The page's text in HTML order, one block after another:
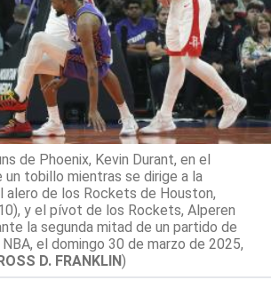
de Phoenix, Kevin Durant, en el
tobillo mientras se dirige a la
alero de los Rockets de Houston,
y el pívot de los Rockets, Alperen
la segunda mitad de un partido de
el domingo 30 de marzo de 2025,
D. FRANKLIN)